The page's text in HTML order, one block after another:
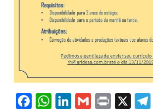
Facebook
WhatsApp
LinkedIn
GmailPrint
X